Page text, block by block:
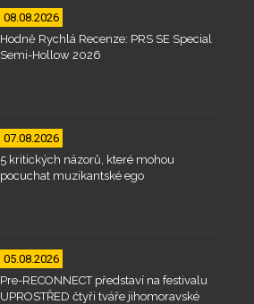
08.08.2026
Hodně Rychlá Recenze: PRS SE Special
Semi-Hollow 2026
07.08.2026
5 kritických názorů, které mohou
pocuchat muzikantské ego
05.08.2026
Pre-RECONNECT představí na festivalu
UPROSTŘED čtyři tváře jihomoravské